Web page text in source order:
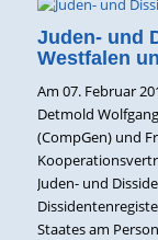
Juden- und
Westfalen
Am 07. Februar
Detmold
(CompGen) und
Juden- und
Staates am